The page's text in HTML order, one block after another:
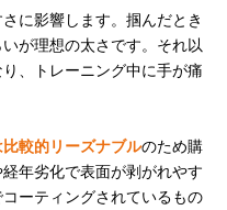
に影響します。掴んだとき
が理想の太さです。それ以
、トレーニング中に手が痛
較的リーズナブルのため購
年劣化で表面が剥がれやす
ーティングされているもの